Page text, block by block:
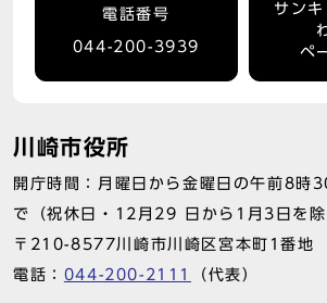
電話番号
044-200-3939
サン
ペ
川崎市役所
開庁時間：月曜日から金曜日の午前8時
で（祝休日・12月29 日から1月3日を除
〒210-8577川崎市川崎区宮本町1番地
電話： 044-200-2111 （代表）